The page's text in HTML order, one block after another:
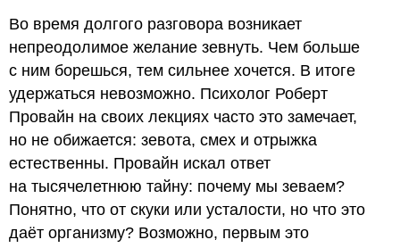
Во время долгого разговора возникает
непреодолимое желание зевнуть. Чем больше
с ним борешься, тем сильнее хочется. В итоге
удержаться невозможно. Психолог Роберт
Провайн на своих лекциях часто это замечает,
но не обижается: зевота, смех и отрыжка
естественны. Провайн искал ответ
на тысячелетнюю тайну: почему мы зеваем?
Понятно, что от скуки или усталости, но что это
даёт организму? Возможно, первым это